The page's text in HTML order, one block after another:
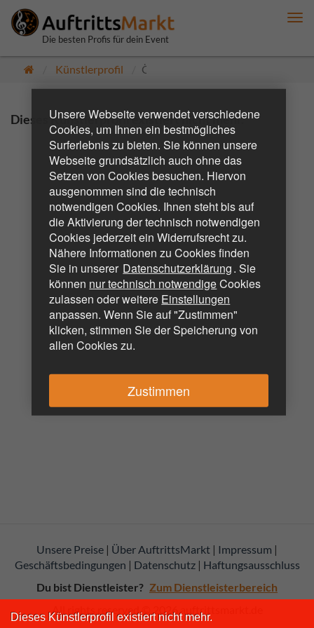
Unsere Webseite verwendet verschiedene
Cookies, um Ihnen ein bestmögliches
Surferlebnis zu bieten. Sie können unsere
Webseite grundsätzlich auch ohne das
Setzen von Cookies besuchen. Hiervon
ausgenommen sind die technisch
notwendigen Cookies. Ihnen steht bis auf
die Aktivierung der technisch notwendigen
Cookies jederzeit ein Widerrufsrecht zu.
Nähere Informationen zu Cookies finden
Sie in unserer Datenschutzerklärung. Sie
können nur technisch notwendigeCookies
zulassen oder weitere Einstellungen
anpassen. Wenn Sie auf "Zustimmen"
klicken, stimmen Sie der Speicherung von
allen Cookies zu.
Zustimmen
Die besten Profis für dein Event
Künstlerprofil Öffentlich
Dieses Künstlerprofil existiert nicht mehr.
Unsere Preise | Über AuftrittsMarkt | Impressum |
Geschäftsbedingungen | Datenschutz| Haftungsausschluss
Du bist Dienstleister? Zum Dienstleisterbereich
All rights reserved © 2026auftrittsmarkt.de
Dieses Künstlerprofil existiert nicht mehr.